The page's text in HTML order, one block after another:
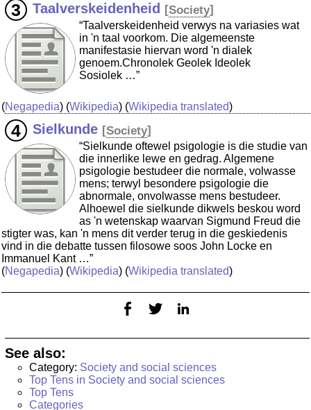
Taalverskeidenheid [Society]
“Taalverskeidenheid verwys na variasies wat
in 'n taal voorkom. Die algemeenste
manifestasie hiervan word 'n dialek
genoem.Chronolek Geolek Ideolek
Sosiolek …”
(Negapedia) (Wikipedia) (Wikipedia translated)
Sielkunde [Society]
“Sielkunde oftewel psigologie is die studie van
die innerlike lewe en gedrag. Algemene
psigologie bestudeer die normale, volwasse
mens; terwyl besondere psigologie die
abnormale, onvolwasse mens bestudeer.
Alhoewel die sielkunde dikwels beskou word
as 'n wetenskap waarvan Sigmund Freud die
stigter was, kan 'n mens dit verder terug in die geskiedenis
vind in die debatte tussen filosowe soos John Locke en
Immanuel Kant …”
(Negapedia) (Wikipedia) (Wikipedia translated)
See also:
Category: Society and social sciences
Top Tens in Society and social sciences
Top Tens
Categories